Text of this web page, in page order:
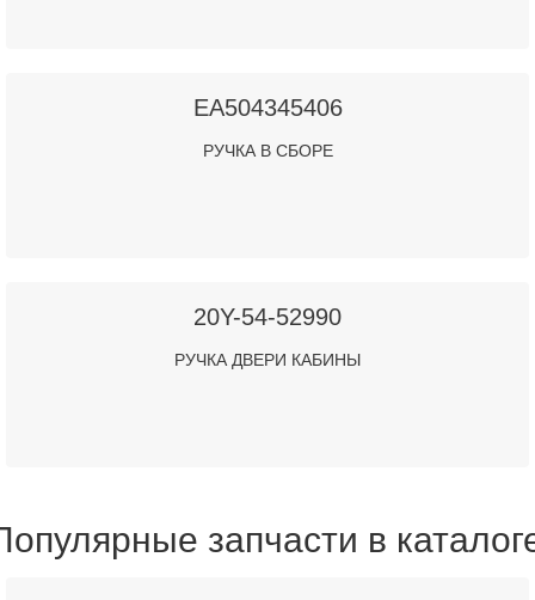
EA504345406
РУЧКА В СБОРЕ
20Y-54-52990
РУЧКА ДВЕРИ КАБИНЫ
запчасти в